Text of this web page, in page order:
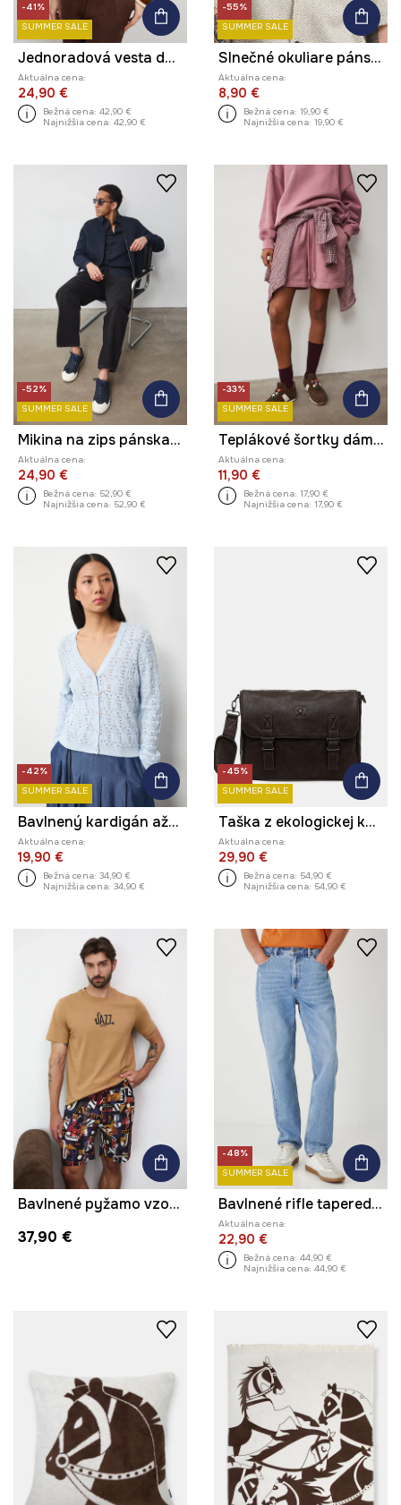
-41%
SUMMER SALE
Jednoradová vesta dámska ľanová
Aktuálna cena:
24,90 €
Bežná cena: 42,90 €
Najnižšia cena: 42,90 €
-55%
SUMMER SALE
Slnečné okuliare pánske
Aktuálna cena:
8,90 €
Bežná cena: 19,90 €
Najnižšia cena: 19,90 €
-52%
SUMMER SALE
Mikina na zips pánska s bavlnou
Aktuálna cena:
24,90 €
Bežná cena: 52,90 €
Najnižšia cena: 52,90 €
-33%
SUMMER SALE
Teplákové šortky dámske
Aktuálna cena:
11,90 €
Bežná cena: 17,90 €
Najnižšia cena: 17,90 €
-42%
SUMMER SALE
Bavlnený kardigán ažúrový
Aktuálna cena:
19,90 €
Bežná cena: 34,90 €
Najnižšia cena: 34,90 €
-45%
SUMMER SALE
Taška z ekologickej kože
Aktuálna cena:
29,90 €
Bežná cena: 54,90 €
Najnižšia cena: 54,90 €
Bavlnené pyžamo vzorovaná
37,90 €
-48%
SUMMER SALE
Bavlnené rifle tapered s praným efektom
Aktuálna cena:
22,90 €
Bežná cena: 44,90 €
Najnižšia cena: 44,90 €